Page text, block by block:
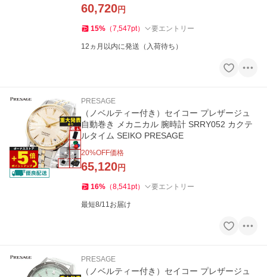
60,720円
15% （7,547pt） 要エントリー
12ヵ月以内に発送（入荷待ち）
PRESAGE
（ノベルティー付き）セイコー プレザージュ
自動巻き メカニカル 腕時計 SRRY052 カクテ
ルタイム SEIKO PRESAGE
20%OFF価格
65,120円
16% （8,541pt） 要エントリー
最短8/11お届け
PRESAGE
（ノベルティー付き）セイコー プレザージュ